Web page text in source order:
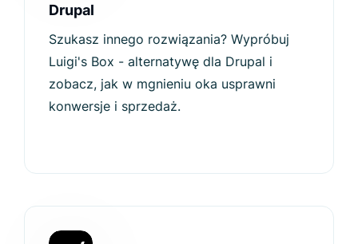
Drupal
Szukasz innego rozwiązania? Wypróbuj
Luigi's Box - alternatywę dla Drupal i
zobacz, jak w mgnieniu oka usprawni
konwersje i sprzedaż.